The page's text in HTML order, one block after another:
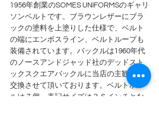
1956年創業のSOMES UNIFORMSのギャリ
ソンベルトです。ブラウンレザーにブラ
ックの塗料を上塗りした仕様で、ベルト
の端にエンボスライン、ベルトループも
装備されています。バックルは1960年代
のノースアンドジャッド社のデッドスト
ックスクエアバックルに当店の主観にて
交換させて頂いております。ベルトホー
ルは７個、表記サイズは３６インチとな